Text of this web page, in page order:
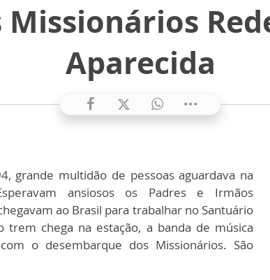
Missionários
Aparecida
grande multidão de pessoas aguardava na
ansiosos os Padres e Irmãos
ao Brasil para trabalhar no Santuário
chega na estação, a banda de música
o desembarque dos Missionários. São